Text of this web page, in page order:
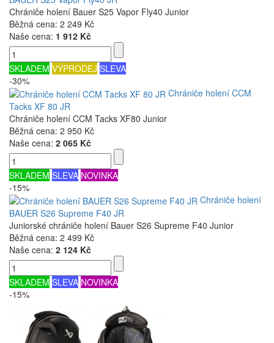
Chrániče holení Bauer S25 Vapor Fly40 Junior
Běžná cena: 2 249 Kč
Naše cena: 1 912 Kč
SKLADEM VÝPRODEJ SLEVA
-30%
Chrániče holení CCM
Tacks XF 80 JR
Chrániče holení CCM Tacks XF80 Junior
Běžná cena: 2 950 Kč
Naše cena: 2 065 Kč
SKLADEM SLEVA NOVINKA
-15%
Chrániče holení
BAUER S26 Supreme F40 JR
Juniorské chrániče holení Bauer S26 Supreme F40 Junior
Běžná cena: 2 499 Kč
Naše cena: 2 124 Kč
SKLADEM SLEVA NOVINKA
-15%